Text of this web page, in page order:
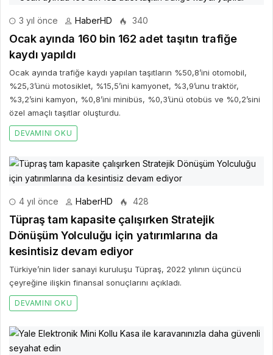
3 yıl önce HaberHD 340
Ocak ayında 160 bin 162 adet taşıtın trafiğe
kaydı yapıldı
Ocak ayında trafiğe kaydı yapılan taşıtların %50,8’ini otomobil,
%25,3’ünü motosiklet, %15,5’ini kamyonet, %3,9’unu traktör,
%3,2’sini kamyon, %0,8’ini minibüs, %0,3’ünü otobüs ve %0,2’sini
özel amaçlı taşıtlar oluşturdu.
DEVAMINI OKU
4 yıl önce HaberHD 428
Tüpraş tam kapasite çalışırken Stratejik
Dönüşüm Yolculuğu için yatırımlarına da
kesintisiz devam ediyor
Türkiye’nin lider sanayi kuruluşu Tüpraş, 2022 yılının üçüncü
çeyreğine ilişkin finansal sonuçlarını açıkladı.
DEVAMINI OKU